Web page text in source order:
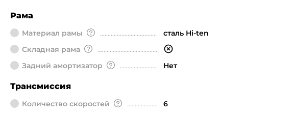
Рама
Материал рамы
сталь Hi-ten
Складная рама
Задний амортизатор
Нет
Трансмиссия
Количество скоростей 6